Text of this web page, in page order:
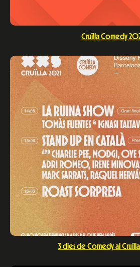
Cruïlla Comedy
3 dies de Comedy al Cruïlla